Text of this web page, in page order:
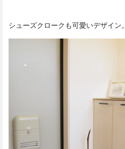
シューズクロークも可愛いデザイン。